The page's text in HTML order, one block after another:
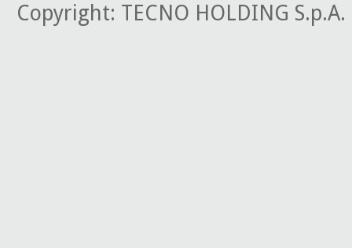
Copyright: TECNO HOLDING